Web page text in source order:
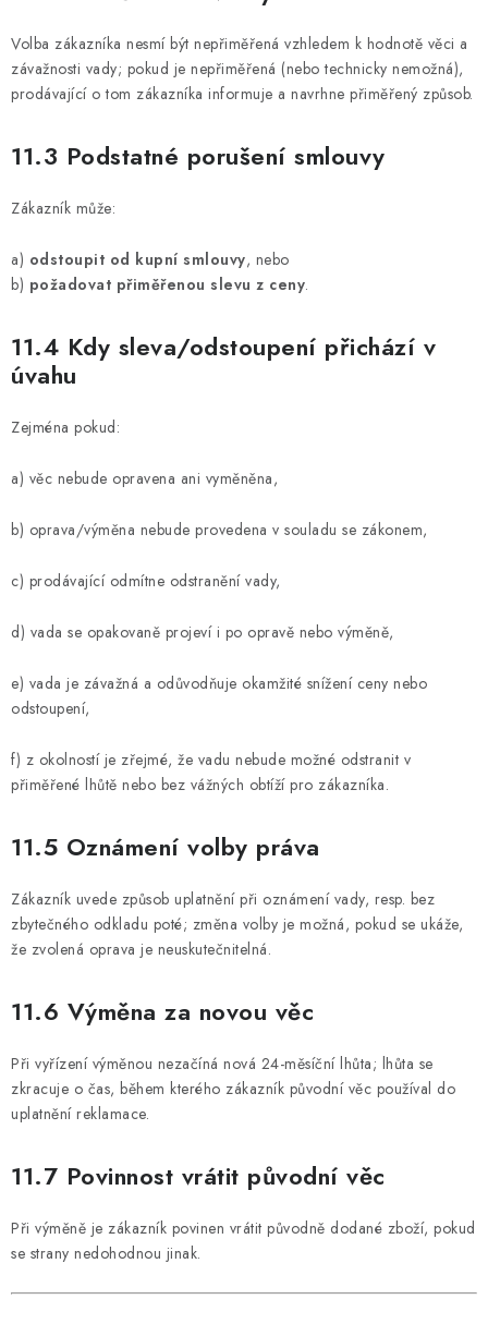
Volba zákazníka nesmí být nepřiměřená vzhledem k hodnotě věci a
závažnosti vady; pokud je nepřiměřená (nebo technicky nemožná),
prodávající o tom zákazníka informuje a navrhne přiměřený způsob.
11.3 Podstatné porušení smlouvy
Zákazník může:
a) odstoupit od kupní smlouvy, nebo
b) požadovat přiměřenou slevu z ceny.
11.4 Kdy sleva/odstoupení přichází v
úvahu
Zejména pokud:
a) věc nebude opravena ani vyměněna,
b) oprava/výměna nebude provedena v souladu se zákonem,
c) prodávající odmítne odstranění vady,
d) vada se opakovaně projeví i po opravě nebo výměně,
e) vada je závažná a odůvodňuje okamžité snížení ceny nebo
odstoupení,
f) z okolností je zřejmé, že vadu nebude možné odstranit v
přiměřené lhůtě nebo bez vážných obtíží pro zákazníka.
11.5 Oznámení volby práva
Zákazník uvede způsob uplatnění při oznámení vady, resp. bez
zbytečného odkladu poté; změna volby je možná, pokud se ukáže,
že zvolená oprava je neuskutečnitelná.
11.6 Výměna za novou věc
Při vyřízení výměnou nezačíná nová 24-měsíční lhůta; lhůta se
zkracuje o čas, během kterého zákazník původní věc používal do
uplatnění reklamace.
11.7 Povinnost vrátit původní věc
Při výměně je zákazník povinen vrátit původně dodané zboží, pokud
se strany nedohodnou jinak.